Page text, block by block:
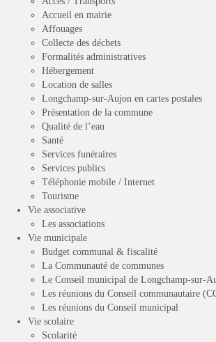
Accueil en mairie
Affouages
Collecte des déchets
Formalités administratives
Hébergement
Location de salles
Longchamp-sur-Aujon en cartes postales
Présentation de la commune
Qualité de l’eau
Santé
Services funéraires
Services publics
Téléphonie mobile / Internet
Tourisme
Vie associative
Les associations
Vie municipale
Budget communal & fiscalité
La Communauté de communes
Le Conseil municipal de Longchamp-sur-
Les réunions du Conseil communautaire
Les réunions du Conseil municipal
Vie scolaire
Scolarité